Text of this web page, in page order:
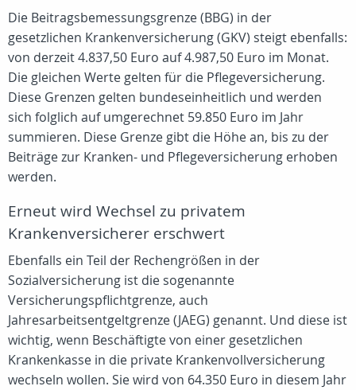
Die Beitragsbemessungsgrenze (BBG) in der
gesetzlichen Krankenversicherung (GKV) steigt ebenfalls:
von derzeit 4.837,50 Euro auf 4.987,50 Euro im Monat.
Die gleichen Werte gelten für die Pflegeversicherung.
Diese Grenzen gelten bundeseinheitlich und werden
sich folglich auf umgerechnet 59.850 Euro im Jahr
summieren. Diese Grenze gibt die Höhe an, bis zu der
Beiträge zur Kranken- und Pflegeversicherung erhoben
werden.
Erneut wird Wechsel zu privatem
Krankenversicherer erschwert
Ebenfalls ein Teil der Rechengrößen in der
Sozialversicherung ist die sogenannte
Versicherungspflichtgrenze, auch
Jahresarbeitsentgeltgrenze (JAEG) genannt. Und diese ist
wichtig, wenn Beschäftigte von einer gesetzlichen
Krankenkasse in die private Krankenvollversicherung
wechseln wollen. Sie wird von 64.350 Euro in diesem Jahr